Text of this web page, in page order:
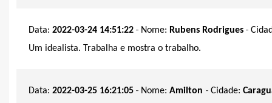
Data: 2022-03-24 14:51:22 - Nome: Rubens Rodrigues -
Um idealista. Trabalha e mostra o trabalho.
Data: 2022-03-25 16:21:05 - Nome: Amilton - Cidade: